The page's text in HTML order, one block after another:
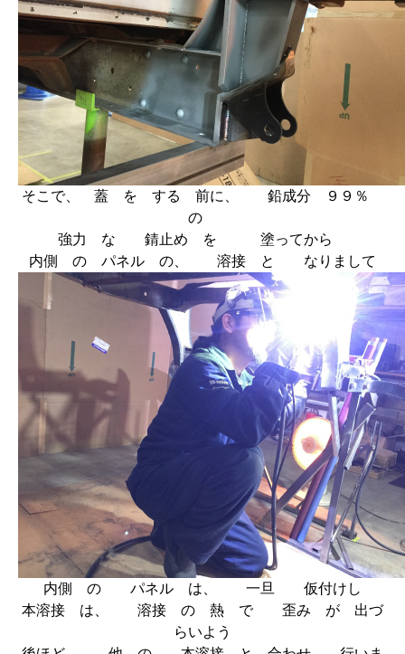
そこで、 蓋 を する 前に、 鉛成分 ９９％
の
強力 な 錆止め を 塗ってから
内側 の パネル の、 溶接 と なりまして
内側 の パネル は、 一旦 仮付けし
本溶接 は、 溶接 の 熱 で 歪み が 出づ
らいよう